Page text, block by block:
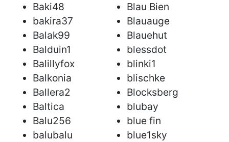
Baki48
bakira37
Balak99
Balduin1
Balillyfox
Balkonia
Ballera2
Baltica
Balu256
balubalu
Blau Bien
Blauauge
Blauehut
blessdot
blinki1
blischke
Blocksberg
blubay
blue fin
blue1sky